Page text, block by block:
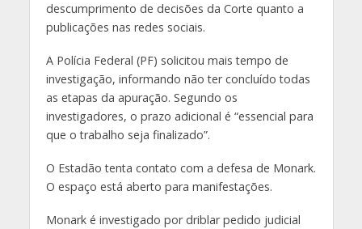
descumprimento de decisões da Corte quanto a
publicações nas redes sociais.
A Polícia Federal (PF) solicitou mais tempo de
investigação, informando não ter concluído todas
as etapas da apuração. Segundo os
investigadores, o prazo adicional é “essencial para
que o trabalho seja finalizado”.
O Estadão tenta contato com a defesa de Monark.
O espaço está aberto para manifestações.
Monark é investigado por driblar pedido judicial